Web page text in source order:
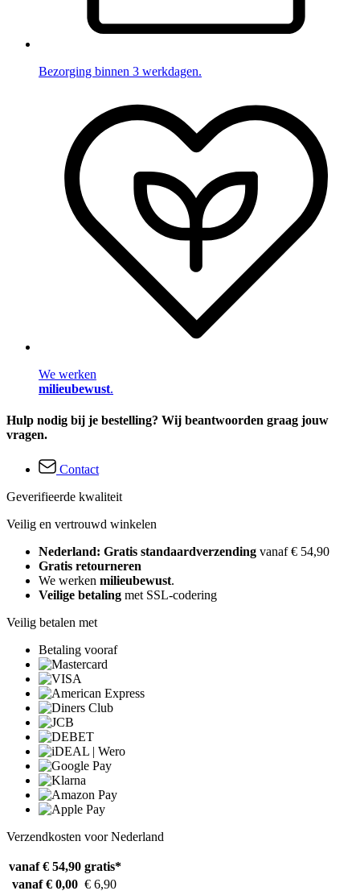
Bezorging binnen 3 werkdagen.
We werken
milieubewust.
Hulp nodig bij je bestelling? Wij beantwoorden graag jouw
vragen.
Contact
Geverifieerde kwaliteit
Veilig en vertrouwd winkelen
Nederland: Gratis standaardverzending vanaf € 54,90
Gratis retourneren
We werken milieubewust.
Veilige betaling met SSL-codering
Veilig betalen met
Betaling vooraf
Verzendkosten voor Nederland
vanaf € 54,90 gratis*
vanaf € 0,00 € 6,90